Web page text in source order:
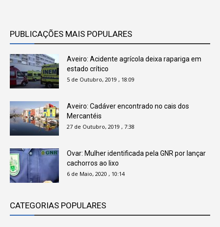
PUBLICAÇÕES MAIS POPULARES
Aveiro: Acidente agrícola deixa rapariga em
estado crítico
5 de Outubro, 2019 , 18:09
Aveiro: Cadáver encontrado no cais dos
Mercantéis
27 de Outubro, 2019 , 7:38
Ovar: Mulher identificada pela GNR por lançar
cachorros ao lixo
6 de Maio, 2020 , 10:14
CATEGORIAS POPULARES